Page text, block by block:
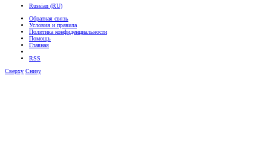
Russian (RU)
Обратная связь
Условия и правила
Политика конфиденциальности
Помощь
Главная
RSS
Сверху Снизу